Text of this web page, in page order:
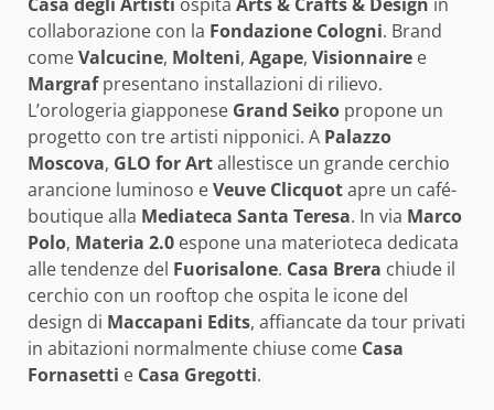
collaborazione con la Fondazione Cologni. Brand
comeValcucine, Molteni, Agape, Visionnaire e
Margrafpresentano installazioni di rilievo.
L’orologeria giapponese Grand Seiko propone un
progetto con tre artisti nipponici. A Palazzo
Moscova, GLO for Artallestisce un grande cerchio
arancione luminoso eVeuve Clicquotapre un café-
boutique alla Mediateca Santa Teresa. In via Marco
Polo, Materia 2.0 espone una materioteca dedicata
alle tendenze del Fuorisalone. Casa Brera chiude il
cerchio con un rooftop che ospita le icone del
design di Maccapani Edits, affiancate da tour privati
in abitazioni normalmente chiuse come Casa
Fornasetti e Casa Gregotti.